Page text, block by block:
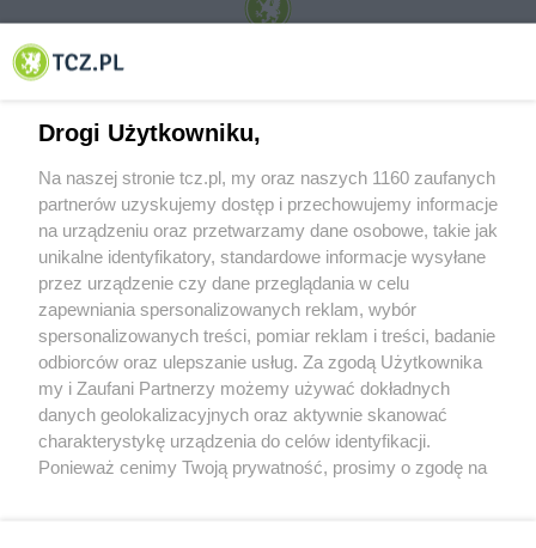
© 2001-2026 Tczew - TCZ.PL Sp. z o.o. Internetowy Serwis Informacyjny Miasta
O FIRMIE POLITYKA PRYWATNOŚCI HOSTING
REKLAMA WSPÓŁPRACA RSS FACEBOOK KONTAKT
Nasze serwisy
Aktualności
Tcz24
Muzyka i kultura
Archiwum wydarzeń
Drogi Użytkowniku,
Na naszej stronie tcz.pl, my oraz naszych 1160 zaufanych
partnerów uzyskujemy dostęp i przechowujemy informacje
na urządzeniu oraz przetwarzamy dane osobowe, takie jak
unikalne identyfikatory, standardowe informacje wysyłane
przez urządzenie czy dane przeglądania w celu
zapewniania spersonalizowanych reklam, wybór
spersonalizowanych treści, pomiar reklam i treści, badanie
odbiorców oraz ulepszanie usług. Za zgodą Użytkownika
my i Zaufani Partnerzy możemy używać dokładnych
danych geolokalizacyjnych oraz aktywnie skanować
charakterystykę urządzenia do celów identyfikacji.
Ponieważ cenimy Twoją prywatność, prosimy o zgodę na